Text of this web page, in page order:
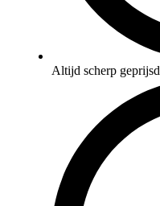
Altijd scherp geprijsd